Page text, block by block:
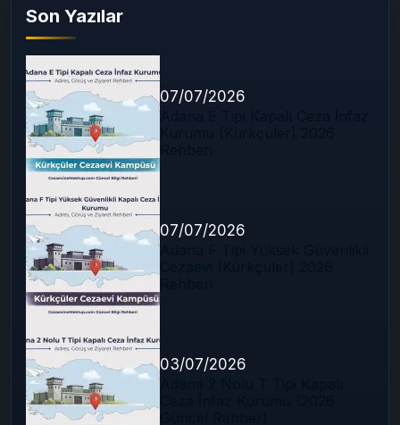
Son Yazılar
07/07/2026
07/07/2026
03/07/2026